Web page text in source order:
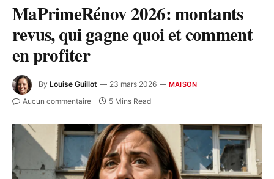
MaPrimeRénov 2026: montants
revus, qui gagne quoi et comment
en profiter
By Louise Guillot 23 mars 2026 MAISON
Aucun commentaire 5 Mins Read